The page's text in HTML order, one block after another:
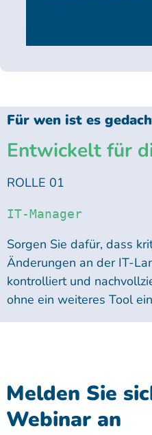
Für wen ist es
Entwickelt für
ROLLE 01
IT-Manager
Sorgen Sie dafür, dass
Änderungen an der IT-
kontrolliert und
ohne ein weiteres Tool
Melden Sie
Webinar an